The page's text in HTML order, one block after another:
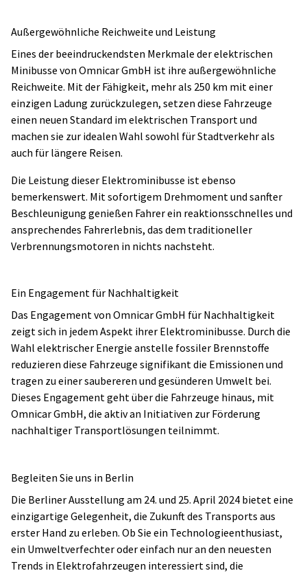
Außergewöhnliche Reichweite und Leistung
Eines der beeindruckendsten Merkmale der elektrischen
Minibusse von Omnicar GmbH ist ihre außergewöhnliche
Reichweite. Mit der Fähigkeit, mehr als 250 km mit einer
einzigen Ladung zurückzulegen, setzen diese Fahrzeuge
einen neuen Standard im elektrischen Transport und
machen sie zur idealen Wahl sowohl für Stadtverkehr als
auch für längere Reisen.
Die Leistung dieser Elektrominibusse ist ebenso
bemerkenswert. Mit sofortigem Drehmoment und sanfter
Beschleunigung genießen Fahrer ein reaktionsschnelles und
ansprechendes Fahrerlebnis, das dem traditioneller
Verbrennungsmotoren in nichts nachsteht.
Ein Engagement für Nachhaltigkeit
Das Engagement von Omnicar GmbH für Nachhaltigkeit
zeigt sich in jedem Aspekt ihrer Elektrominibusse. Durch die
Wahl elektrischer Energie anstelle fossiler Brennstoffe
reduzieren diese Fahrzeuge signifikant die Emissionen und
tragen zu einer saubereren und gesünderen Umwelt bei.
Dieses Engagement geht über die Fahrzeuge hinaus, mit
Omnicar GmbH, die aktiv an Initiativen zur Förderung
nachhaltiger Transportlösungen teilnimmt.
Begleiten Sie uns in Berlin
Die Berliner Ausstellung am 24. und 25. April 2024 bietet eine
einzigartige Gelegenheit, die Zukunft des Transports aus
erster Hand zu erleben. Ob Sie ein Technologieenthusiast,
ein Umweltverfechter oder einfach nur an den neuesten
Trends in Elektrofahrzeugen interessiert sind, die